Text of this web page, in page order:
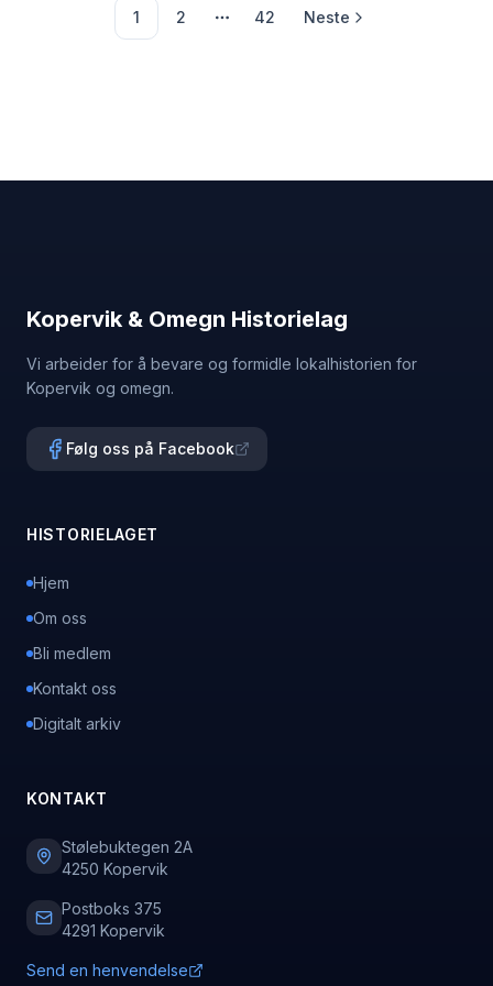
sine lokaler ... Se artikkel side 21 - hefte nr. 19 Fra
1 2
Flere sider
42 Neste
Kopervik & Omegn Historielag
Vi arbeider for å bevare og formidle lokalhistorien for
Kopervik og omegn.
Følg oss på Facebook
HISTORIELAGET
Hjem
Om oss
Bli medlem
Kontakt oss
Digitalt arkiv
KONTAKT
Stølebuktegen 2A
4250 Kopervik
Postboks 375
4291 Kopervik
Send en henvendelse